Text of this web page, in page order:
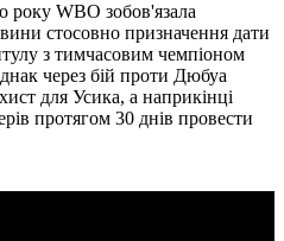
року WBO зобов'язала
стосовно призначення дати
з тимчасовим чемпіоном
через бій проти Дюбуа
для Усика, а наприкінці
протягом 30 днів провести